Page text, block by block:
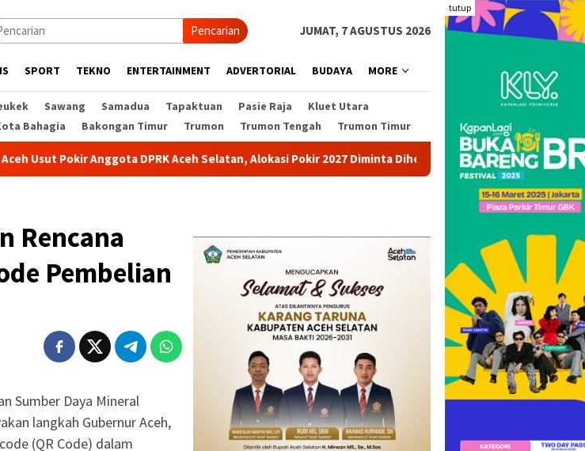
tutup
Pencarian JUMAT, 7 AGUSTUS 2026
SPORT TEKNO ENTERTAINMENT ADVERTORIAL BUDAYA MORE
Sawang Samadua Tapaktuan Pasie Raja
Kluet Utara
Bahagia Bakongan Timur Trumon Trumon Tengah Trumon Timur
Anggota DPRK Aceh Selatan, Alokasi Pokir 2027 Diminta Dihentikan Pohon Besar Tumbang
Rencana
Pembelian
Sumber Daya Mineral
langkah Gubernur Aceh,
(QR Code) dalam